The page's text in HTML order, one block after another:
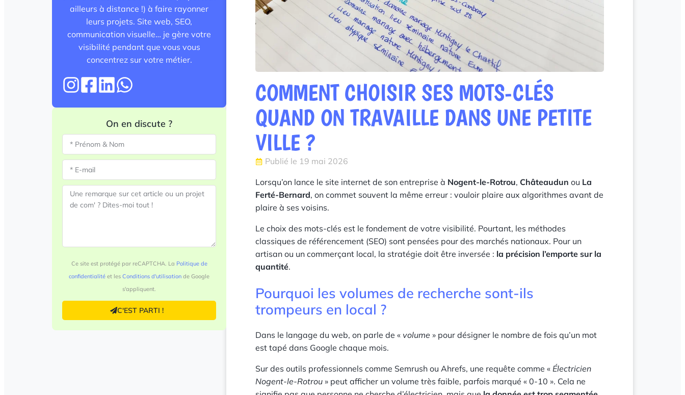
ailleurs à distance !) à faire rayonner
leurs projets. Site web, SEO,
communication visuelle… je gère votre
visibilité pendant que vous vous
concentrez sur votre métier.
On en discute ?
Ce site est protégé par reCAPTCHA. La Politique de
confidentialité et les Conditions d'utilisation de Google
s'appliquent.
C'EST PARTI !
COMMENT CHOISIR SES MOTS-CLÉS
QUAND ON TRAVAILLE DANS UNE PETITE
VILLE ?
Publié le 19 mai 2026
Lorsqu’on lance le site internet de son entreprise à Nogent-le-Rotrou, Châteaudun ou La
Ferté-Bernard, on commet souvent la même erreur : vouloir plaire aux algorithmes avant de
plaire à ses voisins.
Le choix des mots-clés est le fondement de votre visibilité. Pourtant, les méthodes
classiques de référencement (SEO) sont pensées pour des marchés nationaux. Pour un
artisan ou un commerçant local, la stratégie doit être inversée : la précision l’emporte sur la
quantité.
Pourquoi les volumes de recherche sont-ils
trompeurs en local ?
Dans le langage du web, on parle de « volume » pour désigner le nombre de fois qu’un mot
est tapé dans Google chaque mois.
Sur des outils professionnels comme Semrush ou Ahrefs, une requête comme « Électricien
Nogent-le-Rotrou » peut afficher un volume très faible, parfois marqué « 0-10 ». Cela ne